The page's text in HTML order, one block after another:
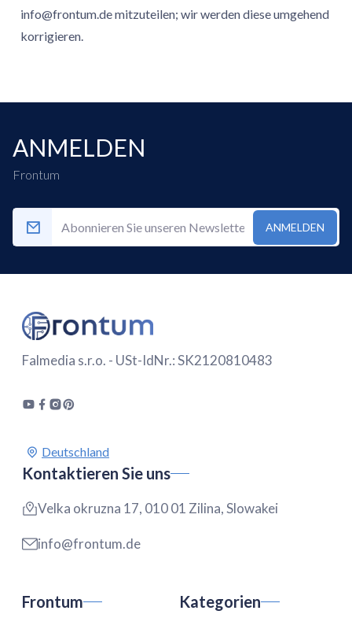
info@frontum.demitzuteilen; wir werden diese umgehend
korrigieren.
ANMELDEN
Frontum
ANMELDEN
Falmedia s.r.o. - USt-IdNr.: SK2120810483
Kontaktieren Sie uns
Velka okruzna 17, 010 01 Zilina, Slowakei
info@frontum.de
Frontum Kategorien